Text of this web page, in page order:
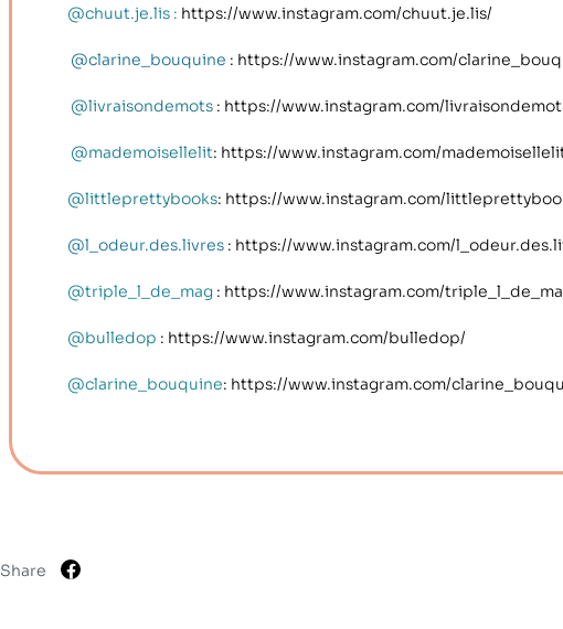
@chuut.je.lis : https://www.instagram.com/chuut.je.lis/
@clarine_bouquine : https://www.instagram.com/
@livraisondemots : https://www.instagram.com/
@mademoisellelit: https://www.instagram.com/
@littleprettybooks: https://www.instagram.com/
@l_odeur.des.livres : https://www.instagram.com/
@triple_l_de_mag : https://www.instagram.com/
@bulledop : https://www.instagram.com/bulledop/
@clarine_bouquine: https://www.instagram.com/
Share